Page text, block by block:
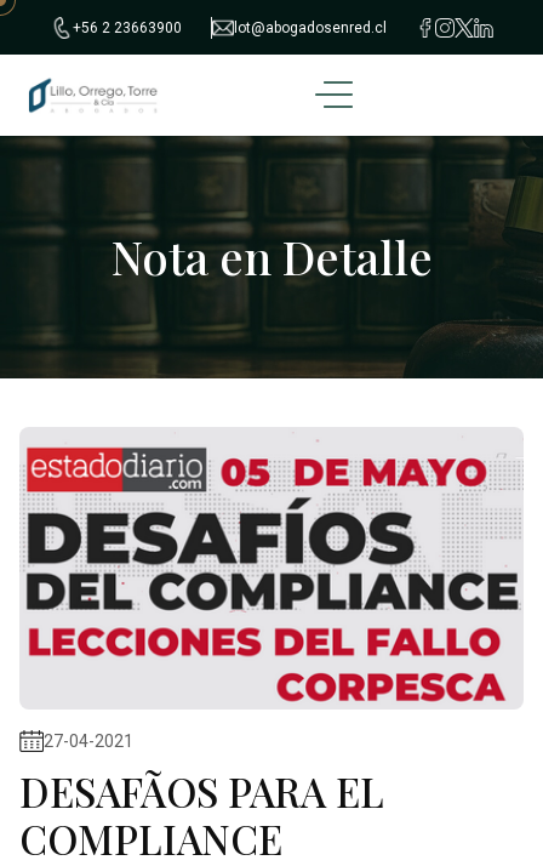
+56 2 23663900 lot@abogadosenred.cl
Nota en Detalle
27-04-2021
DESAFÃOS PARA EL
COMPLIANCE